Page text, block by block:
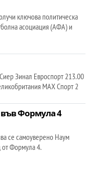
ключова политическа
асоциация (АФА) и
Зинал Евроспорт 213.00
МАХ Спорт 2
Формула 4
се самоуверено Наум
Формула 4.